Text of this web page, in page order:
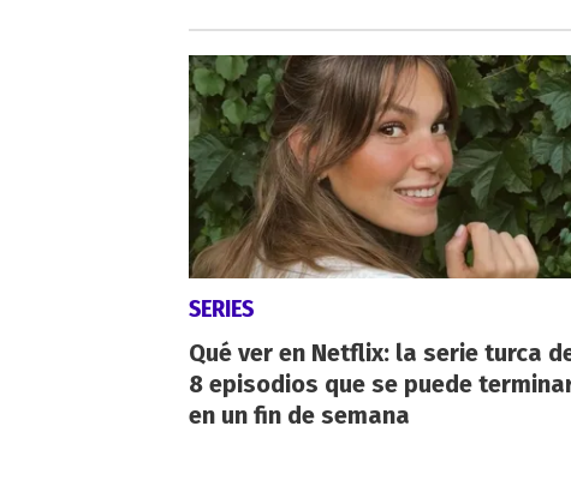
SERIES
Qué ver en Netflix: la serie turca
8 episodios que se puede
en un fin de semana